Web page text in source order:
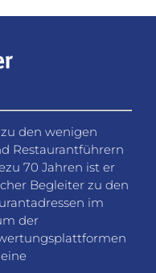
den wenigen
Restaurantführern
70 Jahren ist er
Begleiter zu den
im
der